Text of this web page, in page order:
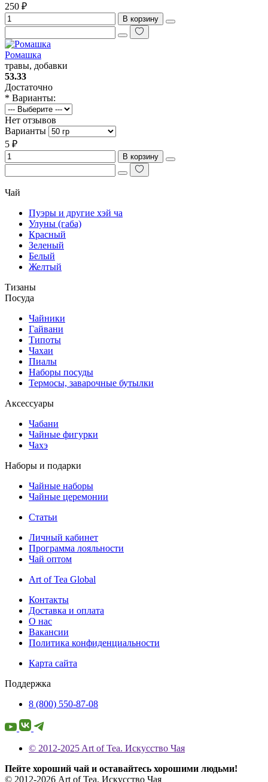
250 ₽
В корзину
Ромашка
травы, добавки
53.33
Достаточно
* Варианты:
Нет отзывов
Варианты
5 ₽
В корзину
Чай
Пуэры и другие хэй ча
Улуны (габа)
Красный
Зеленый
Белый
Желтый
Тизаны
Посуда
Чайники
Гайвани
Типоты
Чахаи
Пиалы
Наборы посуды
Термосы, заварочные бутылки
Аксессуары
Чабани
Чайные фигурки
Чахэ
Наборы и подарки
Чайные наборы
Чайные церемонии
Статьи
Личный кабинет
Программа лояльности
Чай оптом
Art of Tea Global
Контакты
Доставка и оплата
О нас
Вакансии
Политика конфиденциальности
Карта сайта
Поддержка
8 (800) 550-87-08
© 2012-2025 Art of Tea. Искусство Чая
Пейте хороший чай и оставайтесь хорошими людьми!
© 2012-2026 Art of Tea. Искусство Чая